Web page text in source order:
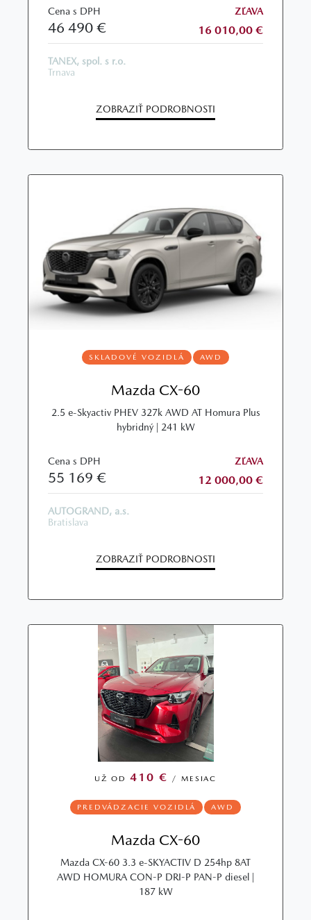
Cena s DPH
46 490 €
ZĽAVA
16 010,00 €
TANEX, spol. s r.o.
Trnava
ZOBRAZIŤ PODROBNOSTI
SKLADOVÉ VOZIDLÁ AWD
Mazda CX-60
2.5 e-Skyactiv PHEV 327k AWD AT Homura Plus
hybridný | 241 kW
Cena s DPH
55 169 €
ZĽAVA
12 000,00 €
AUTOGRAND, a.s.
Bratislava
ZOBRAZIŤ PODROBNOSTI
UŽ OD410 € / MESIAC
PREDVÁDZACIE VOZIDLÁ AWD
Mazda CX-60
Mazda CX-60 3.3 e-SKYACTIV D 254hp 8AT
AWD HOMURA CON-P DRI-P PAN-P diesel |
187 kW